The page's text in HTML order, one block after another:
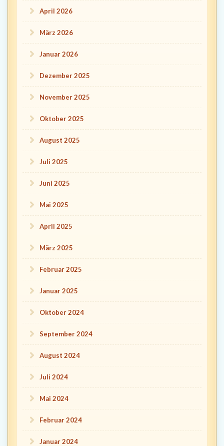
April 2026
März 2026
Januar 2026
Dezember 2025
November 2025
Oktober 2025
August 2025
Juli 2025
Juni 2025
Mai 2025
April 2025
März 2025
Februar 2025
Januar 2025
Oktober 2024
September 2024
August 2024
Juli 2024
Mai 2024
Februar 2024
Januar 2024